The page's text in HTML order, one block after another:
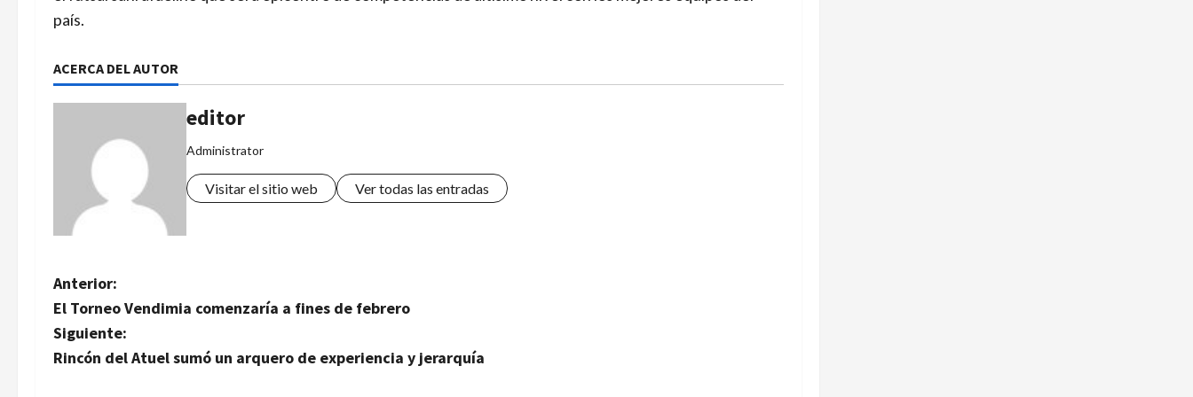
país.
ACERCA DEL AUTOR
editor
Administrator
Visitar el sitio web Ver todas las entradas
N
a
v
Anterior:
El Torneo Vendimia comenzaría a fines de febrero
Siguiente:
Rincón del Atuel sumó un arquero de experiencia y jerarquía